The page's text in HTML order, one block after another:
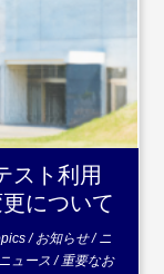
スト利用
について
/お知らせ/ニ
ュース/重要なお